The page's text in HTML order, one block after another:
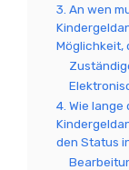
3. An wen
Möglichkeit,
4. Wie
den Status